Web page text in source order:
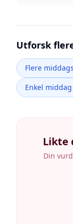
Utforsk
Flere
Enkel middag
Likte
Din